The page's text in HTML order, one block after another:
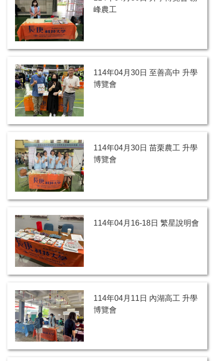
峰農工
114年04月30日 至善高中 升學
博覽會
114年04月30日 苗栗農工 升學
博覽會
114年04月16-18日 繁星說明會
114年04月11日 內湖高工 升學
博覽會